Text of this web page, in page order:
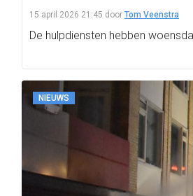
15 april 2026 21:45 door Tom Veenstra
De hulpdiensten hebben
NIEUWS